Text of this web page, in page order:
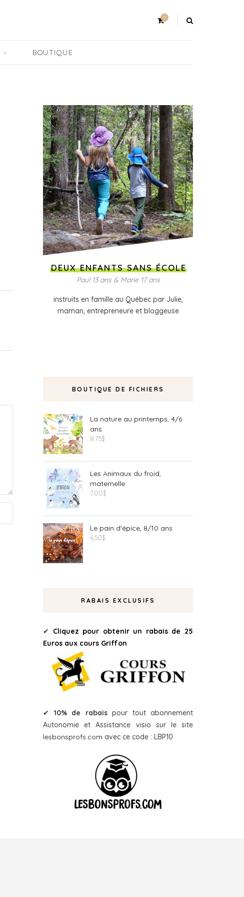
0
BOUTIQUE
DEUX ENFANTS SANS ÉCOLE
Paul 13 ans & Marie 17 ans
instruits en famille au Québec par Julie,
maman, entrepreneure et bloggeuse
BOUTIQUE DE FICHIERS
La nature au printemps, 4/6
ans
8.75$
Les Animaux du froid,
maternelle
7.00$
Le pain d'épice, 8/10 ans
6.50$
RABAIS EXCLUSIFS
✔ Cliquez pour obtenir un rabais de 25
Euros aux cours Griffon
✔ 10% de rabaispour tout abonnement
Autonomie et Assistance visio sur le site
lesbonsprofs.com avec ce code : LBP10